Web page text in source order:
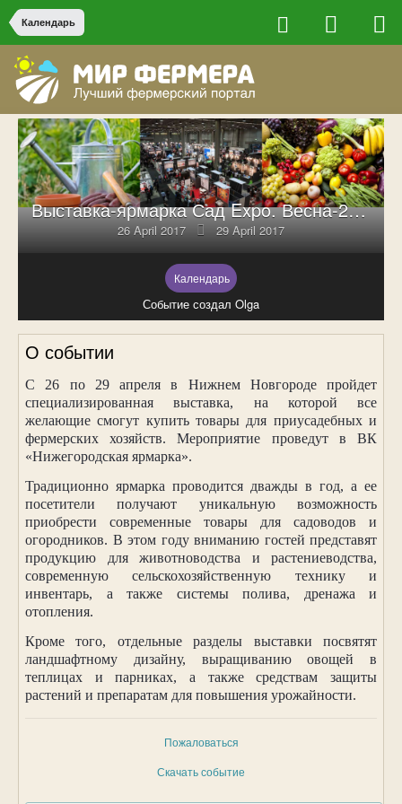
Календарь
Выставка-ярмарка Сад Expo. Весна-2017 в Нижнем Новгороде
26 April 2017 29 April 2017
Календарь
Событие создал Olga
О событии
С 26 по 29 апреля в Нижнем Новгороде пройдет
специализированная выставка, на которой все
желающие смогут купить товары для приусадебных и
фермерских хозяйств. Мероприятие проведут в ВК
«Нижегородская ярмарка».
Традиционно ярмарка проводится дважды в год, а ее
посетители получают уникальную возможность
приобрести современные товары для садоводов и
огородников. В этом году вниманию гостей представят
продукцию для животноводства и растениеводства,
современную сельскохозяйственную технику и
инвентарь, а также системы полива, дренажа и
отопления.
Кроме того, отдельные разделы выставки посвятят
ландшафтному дизайну, выращиванию овощей в
теплицах и парниках, а также средствам защиты
растений и препаратам для повышения урожайности.
Пожаловаться
Скачать событие